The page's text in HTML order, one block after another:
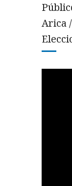
Arica